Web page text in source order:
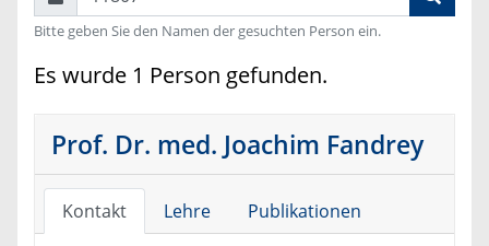
Bitte geben Sie den Namen der gesuchten Person ein.
Es wurde 1 Person gefunden.
Prof. Dr. med. Joachim Fandrey
Kontakt Lehre Publikationen